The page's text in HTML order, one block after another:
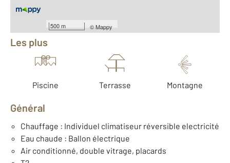
500 m ©Mappy
Équipements
Les plus
Piscine Terrasse Montagne
Général
Chauffage : Individuel climatiseur réversible electricité
Eau chaude : Ballon électrique
Air conditionné, double vitrage, placards